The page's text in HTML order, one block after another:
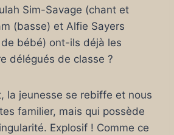
Sim-Savage (chant et
(basse) et Alfie Sayers
bébé) ont-ils déjà les
délégués de classe ?
la jeunesse se rebiffe et nous
familier, mais qui possède
Explosif ! Comme ce